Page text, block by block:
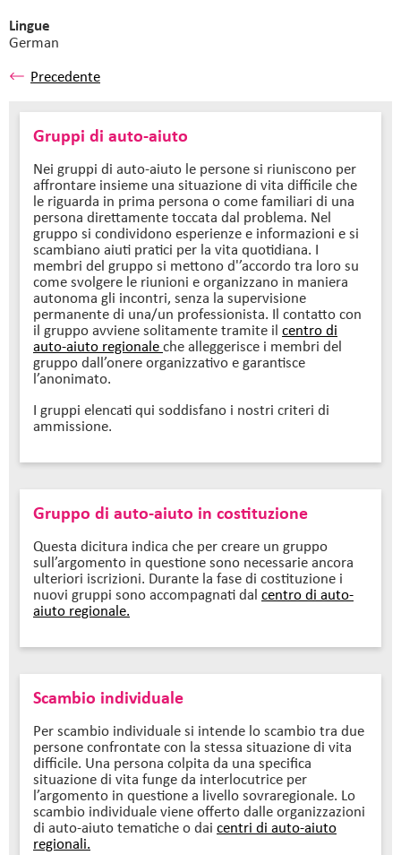
Lingue
German
Precedente
Gruppi di auto-aiuto
Nei gruppi di auto-aiuto le persone si riuniscono per
affrontare insieme una situazione di vita difficile che
le riguarda in prima persona o come familiari di una
persona direttamente toccata dal problema. Nel
gruppo si condividono esperienze e informazioni e si
scambiano aiuti pratici per la vita quotidiana. I
membri del gruppo si mettono d'’accordo tra loro su
come svolgere le riunioni e organizzano in maniera
autonoma gli incontri, senza la supervisione
permanente di una/un professionista. Il contatto con
il gruppo avviene solitamente tramite il centro di
auto-aiuto regionaleche alleggerisce i membri del
gruppo dall’onere organizzativo e garantisce
l’anonimato.
I gruppi elencati qui soddisfano i nostri criteri di
ammissione.
Gruppo di auto-aiuto in costituzione
Questa dicitura indica che per creare un gruppo
sull’argomento in questione sono necessarie ancora
ulteriori iscrizioni. Durante la fase di costituzione i
nuovi gruppi sono accompagnati dal centro di auto-
aiuto regionale.
Scambio individuale
Per scambio individuale si intende lo scambio tra due
persone confrontate con la stessa situazione di vita
difficile. Una persona colpita da una specifica
situazione di vita funge da interlocutrice per
l’argomento in questione a livello sovraregionale. Lo
scambio individuale viene offerto dalle organizzazioni
di auto-aiuto tematiche o dai centri di auto-aiuto
regionali.